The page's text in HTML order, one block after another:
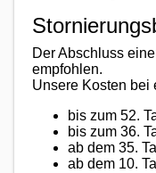
Der Abschluss
empfohlen.
Unsere Kosten bei
bis zum 52.
bis zum 36.
ab dem 35.
ab dem 10.